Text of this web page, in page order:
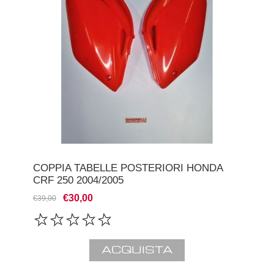
COPPIA TABELLE POSTERIORI HONDA
CRF 250 2004/2005
€39,00 €30,00